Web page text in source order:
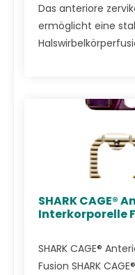
Das anteriore
ermöglicht eine
SHARK CAGE®
Interkorporelle
SHARK CAGE®
Fusion SHARK